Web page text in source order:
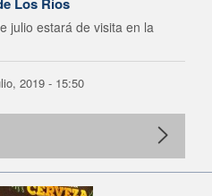
julio estará de visita en la
2019 - 15:50